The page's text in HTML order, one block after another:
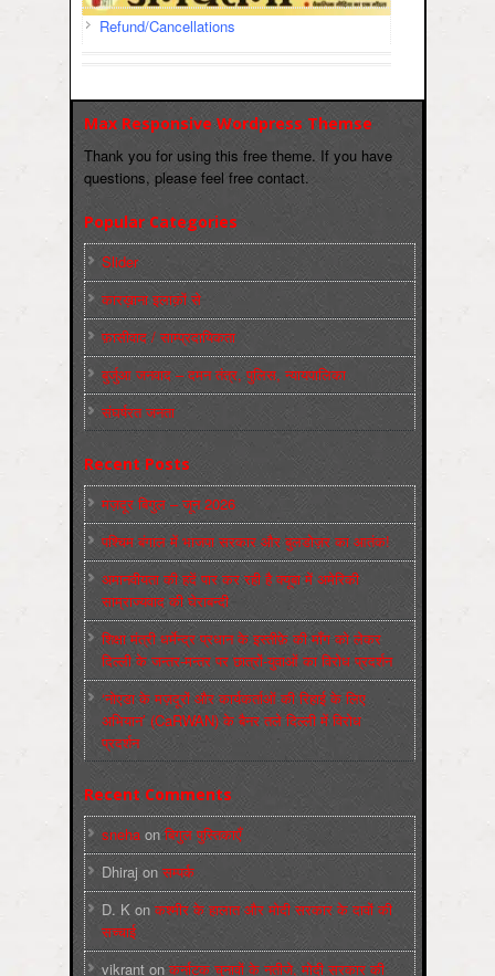
Refund/Cancellations
Max Responsive Wordpress Themse
Thank you for using this free theme. If you have
questions, please feel free contact.
Popular Categories
Slider
कारख़ाना इलाक़ों से
फ़ासीवाद / साम्‍प्रदायिकता
बुर्जुआ जनवाद – दमन तंत्र, पुलिस, न्‍यायपालिका
संघर्षरत जनता
Recent Posts
मज़दूर बिगुल – जून 2026
पश्चिम बंगाल में भाजपा सरकार और बुलडोज़र का आतंक!
अमानवीयता की हदें पार कर रही है क्यूबा में अमेरिकी
साम्राज्यवाद की घेराबन्दी
शिक्षा मंत्री धर्मेन्द्र प्रधान के इस्तीफ़े की माँग को लेकर
दिल्ली के जन्तर-मन्तर पर छात्रों-युवाओं का विरोध प्रदर्शन
‘नोएडा के मज़दूरों और कार्यकर्ताओं की रिहाई के लिए
अभियान’ (CaRWAN) के बैनर तले दिल्ली में विरोध
प्रदर्शन
Recent Comments
sneha on बिगुल पुस्तिकाएँ
Dhiraj on सम्पर्क
D. K on कश्मीर के हालात और मोदी सरकार के दावों की
सच्चाई
vikrant onकर्नाटक चुनावों के नतीजे, मोदी सरकार की